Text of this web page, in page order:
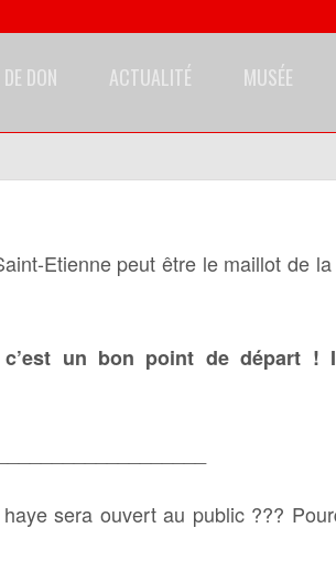
DON ACTUALITÉ MUSÉE
Etienne peut être le maillot de
un bon point de départ !
sera ouvert au public ???